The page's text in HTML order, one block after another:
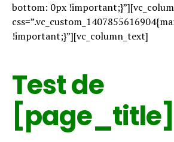
bottom: 0px
!important;}”][vc_column_text]
Test de
[page_title]